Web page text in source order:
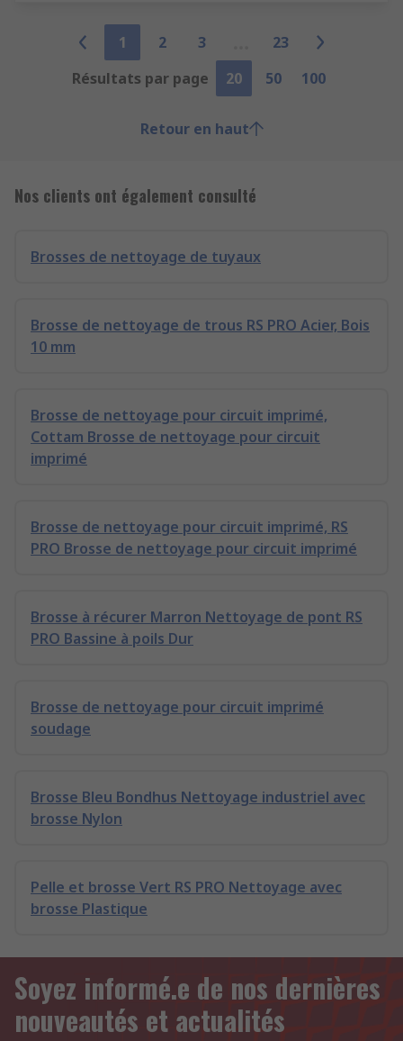
1 2 3
23
Résultats par page
20 50 100
Retour en haut
Nos clients ont également consulté
Brosses de nettoyage de tuyaux
Brosse de nettoyage de trous RS PRO Acier, Bois
10 mm
Brosse de nettoyage pour circuit imprimé,
Cottam Brosse de nettoyage pour circuit
imprimé
Brosse de nettoyage pour circuit imprimé, RS
PRO Brosse de nettoyage pour circuit imprimé
Brosse à récurer Marron Nettoyage de pont RS
PRO Bassine à poils Dur
Brosse de nettoyage pour circuit imprimé
soudage
Brosse Bleu Bondhus Nettoyage industriel avec
brosse Nylon
Pelle et brosse Vert RS PRO Nettoyage avec
brosse Plastique
Soyez informé.e de nos dernières
nouveautés et actualités